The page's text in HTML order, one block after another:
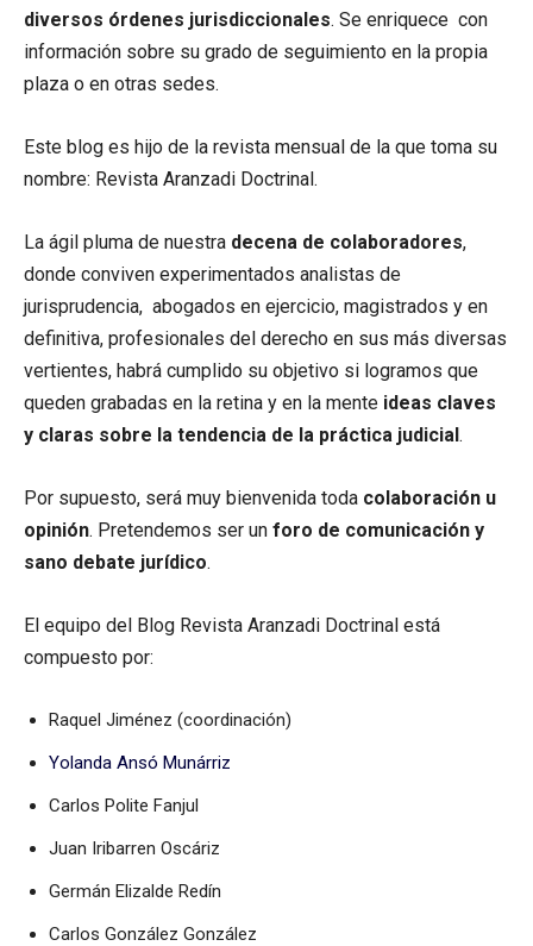
diversos órdenes jurisdiccionales. Se enriquece con
información sobre su grado de seguimiento en la propia
plaza o en otras sedes.
Este blog es hijo de la revista mensual de la que toma su
nombre: Revista Aranzadi Doctrinal.
La ágil pluma de nuestra decena de colaboradores,
donde conviven experimentados analistas de
jurisprudencia, abogados en ejercicio, magistrados y en
definitiva, profesionales del derecho en sus más diversas
vertientes, habrá cumplido su objetivo si logramos que
queden grabadas en la retina y en la mente ideas claves
y claras sobre la tendencia de la práctica judicial.
Por supuesto, será muy bienvenida toda colaboración u
opinión. Pretendemos ser un foro de comunicación y
sano debate jurídico.
El equipo del Blog Revista Aranzadi Doctrinal está
compuesto por:
Raquel Jiménez (coordinación)
Yolanda Ansó Munárriz
Carlos Polite Fanjul
Juan Iribarren Oscáriz
Germán Elizalde Redín
Carlos González González